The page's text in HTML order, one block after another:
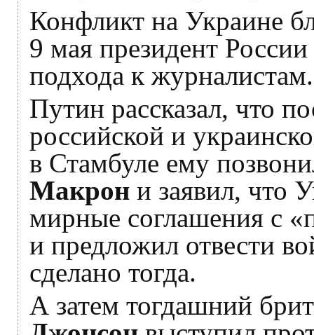
Конфликт на Украине
9 мая президент России
подхода к журналистам.
Путин рассказал, что
российской и
в Стамбуле ему
Макрон и заявил, что
мирные соглашения с
и предложил отвести
сделано тогда.
А затем тогдашний